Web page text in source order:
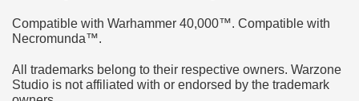
Compatible with Warhammer 40,000™. Compatible with
Necromunda™.
All trademarks belong to their respective owners. Warzone
Studio is not affiliated with or endorsed by the trademark